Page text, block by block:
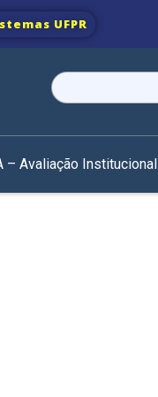
UFPR
Pesquisar
por:
– Avaliação Institucional